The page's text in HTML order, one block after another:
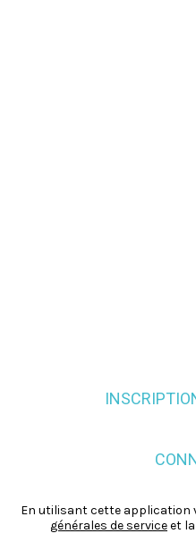
En utilisant cette application
générales de serviceet la